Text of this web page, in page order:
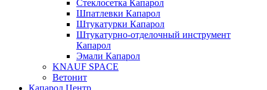
Cтеклосетка Капарол
Шпатлевки Капарол
Штукатурки Капарол
Штукатурно-отделочный инструмент
Капарол
Эмали Капарол
KNAUF SPACE
Ветонит
Капарол Центр